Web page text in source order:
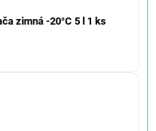
zimná -20°C 5 l 1 ks